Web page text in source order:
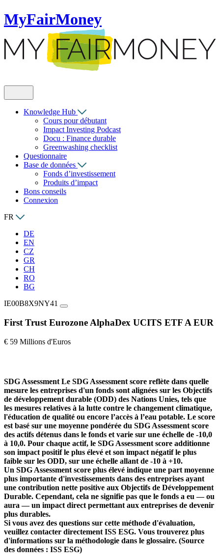
MyFairMoney
Knowledge Hub
Cours pour débutant
Impact Investing Podcast
Docu : Finance durable
Greenwashing checklist
Questionnaire
Base de données
Fonds d’investissement
Produits d’impact
Bons conseils
Connexion
FR
DE
EN
CZ
GR
CH
RO
BG
IE00B8X9NY41
First Trust Eurozone AlphaDex UCITS ETF A EUR
€ 59 Millions d'Euros
SDG Assessment Le SDG Assessment score reflète dans quelle
mesure les entreprises d'un fonds sont alignées sur les Objectifs
de développement durable (ODD) des Nations Unies, tels que
les mesures relatives à la lutte contre le changement climatique,
l'éducation de qualité ou encore l’accès à l’eau potable. Le score
est basé sur une moyenne pondérée du SDG Assessment score
des actifs détenus dans le fonds et varie sur une échelle de -10,0
à 10,0. Pour chaque actif, le SDG Assessment score additionne
son impact positif le plus élevé et son impact négatif le plus
faible sur les ODD, sur une échelle allant de -10 à +10.
Un SDG Assessment score plus élevé indique une part moyenne
plus importante d'investissements dans des entreprises ayant
une contribution nette positive aux Objectifs de Développement
Durable. Cependant, cela ne signifie pas que le fonds a eu — ou
aura — un impact direct permettant aux entreprises de devenir
plus durables.
Si vous avez des questions sur cette méthode d'évaluation,
veuillez contacter directement ISS ESG. Vous trouverez plus
d'informations sur la méthodologie dans le glossaire. (Source
des données : ISS ESG)